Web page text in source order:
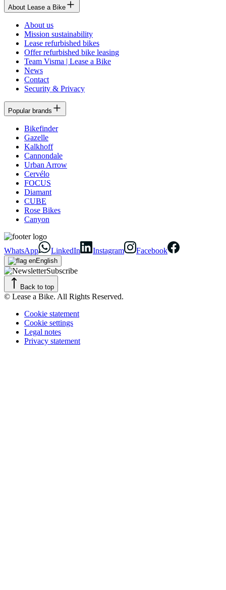
About Lease a Bike
About us
Mission sustainability
Lease refurbished bikes
Offer refurbished bike leasing
Team Visma | Lease a Bike
News
Contact
Security & Privacy
Popular brands
Bikefinder
Gazelle
Kalkhoff
Cannondale
Urban Arrow
Cervélo
FOCUS
Diamant
CUBE
Rose Bikes
Canyon
WhatsApp LinkedIn Instagram Facebook
English
Subscribe
Back to top
© Lease a Bike. All Rights Reserved.
Cookie statement
Cookie settings
Legal notes
Privacy statement